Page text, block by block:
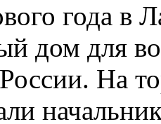
года в
дом для
На